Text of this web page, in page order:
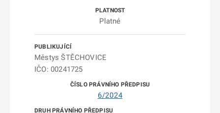
Platné
Městys ŠTĚCHOVICE
IČO: 00241725
6/2024